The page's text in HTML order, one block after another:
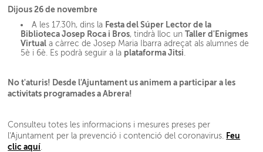
Dijous 26 de novembre
A les 17.30h, dins la Festa del Súper Lector de la
Biblioteca Josep Roca i Bros, tindrà lloc unTaller d'Enigmes
Virtual a càrrec de Josep Maria Ibarra adreçat als alumnes de
5è i 6è. Es podrà seguir a la plataforma Jitsi
No t'aturis! Desde l'Ajuntament us animem a participar a les
activitats programades a Abrera!
Consulteu totes les informacions i mesures preses per
l'Ajuntament per la prevenció i contenció del coronavirus. Feu
clic aquí